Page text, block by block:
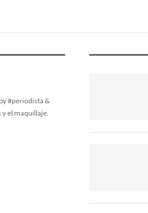
#periodista &
el maquillaje.